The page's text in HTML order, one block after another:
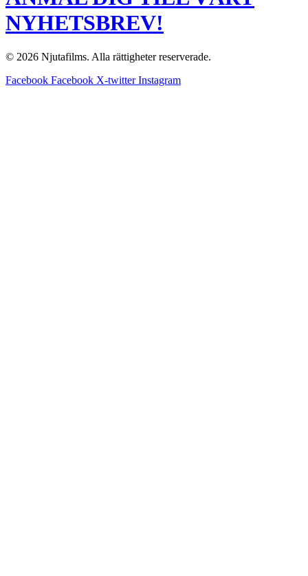
NYHETSBREV!
© 2026 Njutafilms. Alla rättigheter reserverade.
Facebook Facebook X-twitter Instagram